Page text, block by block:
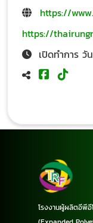
https://
https://
เปิดทำการ
โรงงานผู้ผลิตอีพี